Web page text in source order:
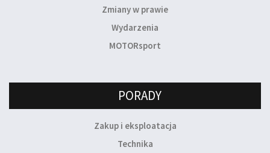
Zmiany w prawie
Wydarzenia
MOTORsport
PORADY
Zakup i eksploatacja
Technika